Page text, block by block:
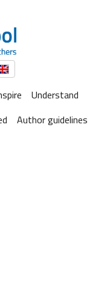
Understand
Author guidelines